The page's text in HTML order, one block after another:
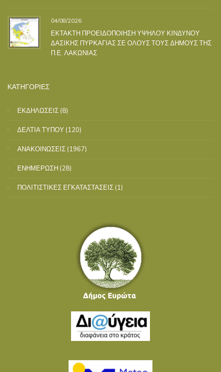
04/08/2026
ΕΚΤΑΚΤΗ ΠΡΟΕΙΔΟΠΟΙΗΣΗ ΥΨΗΛΟΥ ΚΙΝΔΥΝΟΥ
ΔΑΣΙΚΗΣ ΠΥΡΚΑΓΙΑΣ ΣΕ ΟΛΟΥΣ ΤΟΥΣ ΔΗΜΟΥΣ ΤΗΣ
Π.Ε. ΛΑΚΩΝΙΑΣ
ΚΑΤΗΓΟΡΙΕΣ
ΕΚΔΗΛΩΣΕΙΣ (8)
ΔΕΛΤΙΑ ΤΥΠΟΥ (120)
ΑΝΑΚΟΙΝΩΣΕΙΣ (1967)
ΕΝΗΜΕΡΩΣΗ (28)
ΠΟΛΙΤΙΣΤΙΚΕΣ ΕΓΚΑΤΑΣΤΑΣΕΙΣ (1)